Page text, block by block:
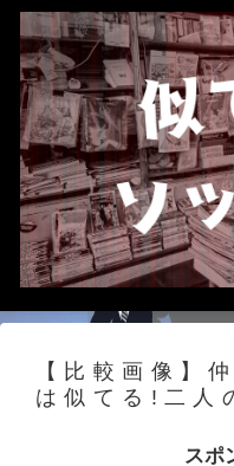
【比較画像】
は似てる!二人
スポ